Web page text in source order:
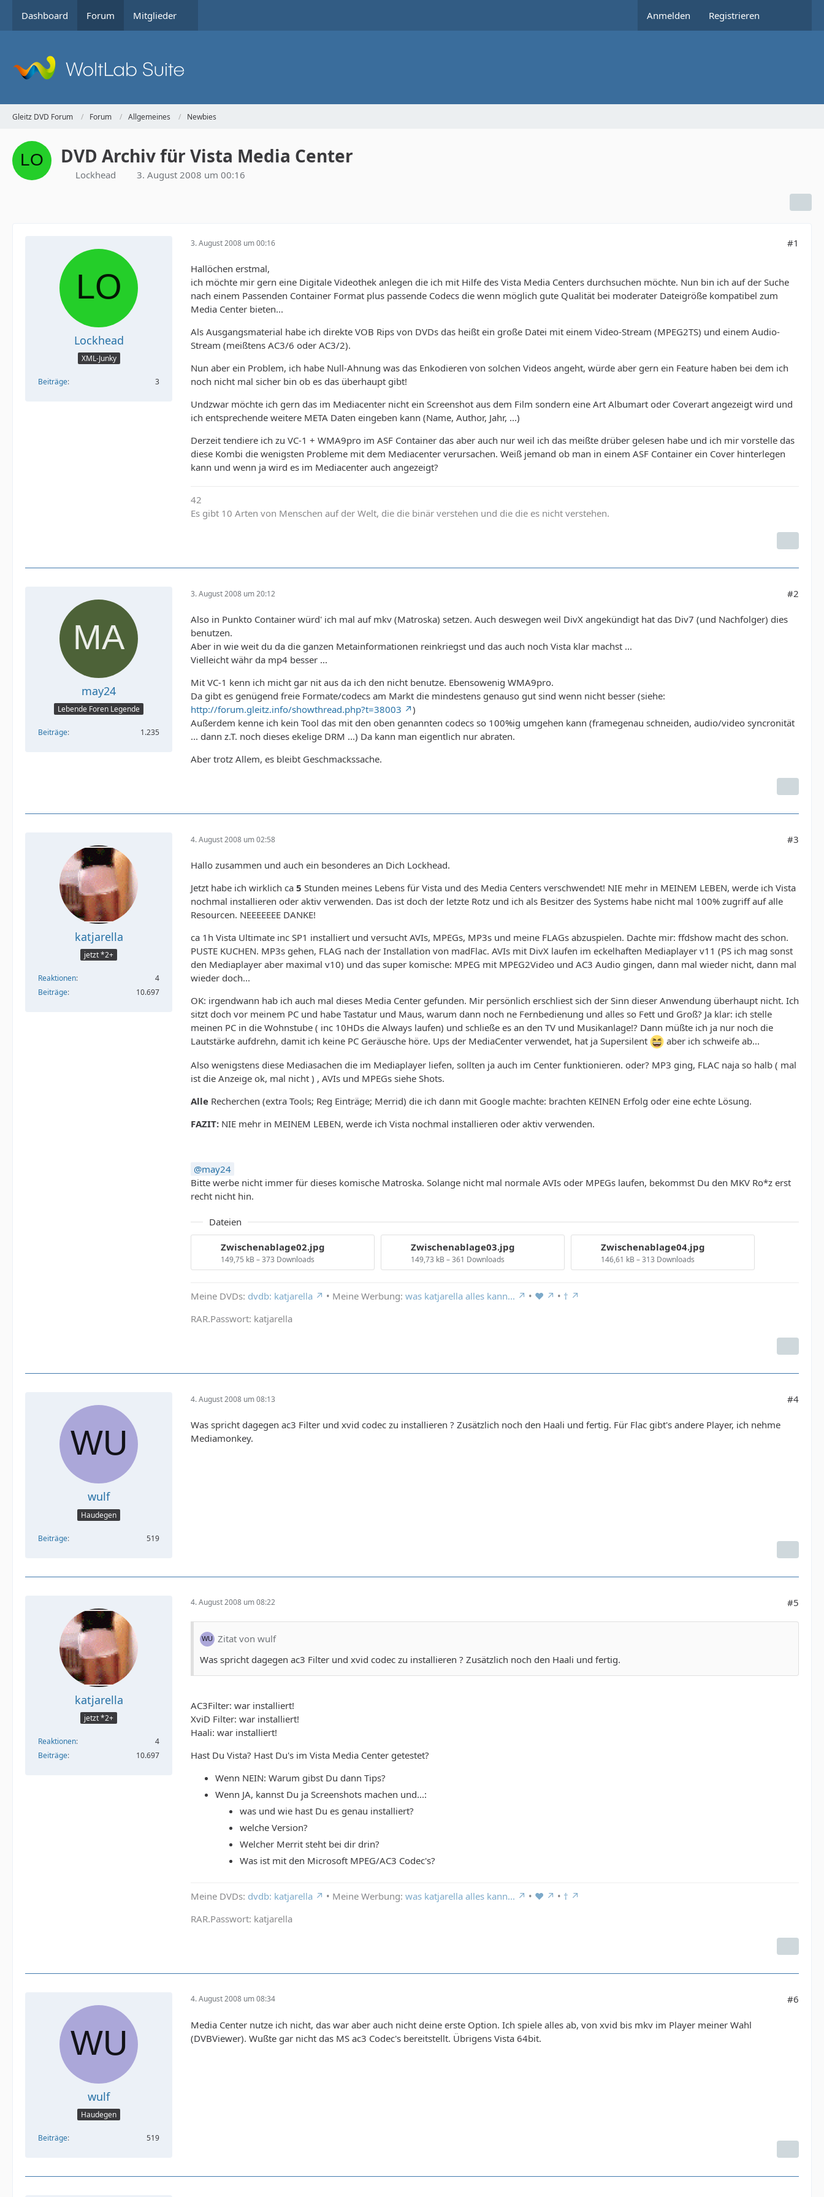
Dashboard Forum Mitglieder Anmelden Registrieren
Gleitz DVD Forum Forum Allgemeines Newbies
DVD Archiv für Vista Media Center
Lockhead 3. August 2008 um 00:16
Lockhead
XML-Junky
Beiträge 3
3. August 2008 um 00:16 #1
Hallöchen erstmal,
ich möchte mir gern eine Digitale Videothek anlegen die ich mit Hilfe des Vista Media Centers durchsuchen möchte. Nun bin ich auf der Suche
nach einem Passenden Container Format plus passende Codecs die wenn möglich gute Qualität bei moderater Dateigröße kompatibel zum
Media Center bieten...
Als Ausgangsmaterial habe ich direkte VOB Rips von DVDs das heißt ein große Datei mit einem Video-Stream (MPEG2TS) und einem Audio-
Stream (meißtens AC3/6 oder AC3/2).
Nun aber ein Problem, ich habe Null-Ahnung was das Enkodieren von solchen Videos angeht, würde aber gern ein Feature haben bei dem ich
noch nicht mal sicher bin ob es das überhaupt gibt!
Undzwar möchte ich gern das im Mediacenter nicht ein Screenshot aus dem Film sondern eine Art Albumart oder Coverart angezeigt wird und
ich entsprechende weitere META Daten eingeben kann (Name, Author, Jahr, ...)
Derzeit tendiere ich zu VC-1 + WMA9pro im ASF Container das aber auch nur weil ich das meißte drüber gelesen habe und ich mir vorstelle das
diese Kombi die wenigsten Probleme mit dem Mediacenter verursachen. Weiß jemand ob man in einem ASF Container ein Cover hinterlegen
kann und wenn ja wird es im Mediacenter auch angezeigt?
42
Es gibt 10 Arten von Menschen auf der Welt, die die binär verstehen und die die es nicht verstehen.
may24
Lebende Foren Legende
Beiträge 1.235
3. August 2008 um 20:12 #2
Also in Punkto Container würd' ich mal auf mkv (Matroska) setzen. Auch deswegen weil DivX angekündigt hat das Div7 (und Nachfolger) dies
benutzen.
Aber in wie weit du da die ganzen Metainformationen reinkriegst und das auch noch Vista klar machst ...
Vielleicht währ da mp4 besser ...
Mit VC-1 kenn ich micht gar nit aus da ich den nicht benutze. Ebensowenig WMA9pro.
Da gibt es genügend freie Formate/codecs am Markt die mindestens genauso gut sind wenn nicht besser (siehe:
http://forum.gleitz.info/showthread.php?t=38003
)
Außerdem kenne ich kein Tool das mit den oben genannten codecs so 100%ig umgehen kann (framegenau schneiden, audio/video syncronität
... dann z.T. noch dieses ekelige DRM ...) Da kann man eigentlich nur abraten.
Aber trotz Allem, es bleibt Geschmackssache.
katjarella
jetzt *2+
Reaktionen
4
Beiträge
10.697
4. August 2008 um 02:58 #3
Hallo zusammen und auch ein besonderes an Dich Lockhead.
Jetzt habe ich wirklich ca 5 Stunden meines Lebens für Vista und des Media Centers verschwendet! NIE mehr in MEINEM LEBEN, werde ich Vista
nochmal installieren oder aktiv verwenden. Das ist doch der letzte Rotz und ich als Besitzer des Systems habe nicht mal 100% zugriff auf alle
Resourcen. NEEEEEEE DANKE!
ca 1h Vista Ultimate inc SP1 installiert und versucht AVIs, MPEGs, MP3s und meine FLAGs abzuspielen. Dachte mir: ffdshow macht des schon.
PUSTE KUCHEN. MP3s gehen, FLAG nach der Installation von madFlac. AVIs mit DivX laufen im eckelhaften Mediaplayer v11 (PS ich mag sonst
den Mediaplayer aber maximal v10) und das super komische: MPEG mit MPEG2Video und AC3 Audio gingen, dann mal wieder nicht, dann mal
wieder doch...
OK: irgendwann hab ich auch mal dieses Media Center gefunden. Mir persönlich erschliest sich der Sinn dieser Anwendung überhaupt nicht. Ich
sitzt doch vor meinem PC und habe Tastatur und Maus, warum dann noch ne Fernbedienung und alles so Fett und Groß? Ja klar: ich stelle
meinen PC in die Wohnstube ( inc 10HDs die Always laufen) und schließe es an den TV und Musikanlage!? Dann müßte ich ja nur noch die
Lautstärke aufdrehn, damit ich keine PC Geräusche höre. Ups der MediaCenter verwendet, hat ja Supersilent
aber ich schweife ab...
Also wenigstens diese Mediasachen die im Mediaplayer liefen, sollten ja auch im Center funktionieren. oder? MP3 ging, FLAC naja so halb ( mal
ist die Anzeige ok, mal nicht ) , AVIs und MPEGs siehe Shots.
Alle Recherchen (extra Tools; Reg Einträge; Merrid) die ich dann mit Google machte: brachten KEINEN Erfolg oder eine echte Lösung.
FAZIT: NIE mehr in MEINEM LEBEN, werde ich Vista nochmal installieren oder aktiv verwenden.
may24
Bitte werbe nicht immer für dieses komische Matroska. Solange nicht mal normale AVIs oder MPEGs laufen, bekommst Du den MKV Ro*z erst
recht nicht hin.
Dateien
Zwischenablage02.jpg
149,75 kB – 373 Downloads
Zwischenablage03.jpg
149,73 kB – 361 Downloads
Zwischenablage04.jpg
146,61 kB – 313 Downloads
Meine DVDs: dvdb: katjarella • Meine Werbung: was katjarella alles kann... • ♥ • †
RAR.Passwort: katjarella
wulf
Haudegen
Beiträge 519
4. August 2008 um 08:13 #4
Was spricht dagegen ac3 Filter und xvid codec zu installieren ? Zusätzlich noch den Haali und fertig. Für Flac gibt's andere Player, ich nehme
Mediamonkey.
katjarella
jetzt *2+
Reaktionen
4
Beiträge
10.697
4. August 2008 um 08:22 #5
Zitat von wulf
Was spricht dagegen ac3 Filter und xvid codec zu installieren ? Zusätzlich noch den Haali und fertig.
AC3Filter: war installiert!
XviD Filter: war installiert!
Haali: war installiert!
Hast Du Vista? Hast Du's im Vista Media Center getestet?
Wenn NEIN: Warum gibst Du dann Tips?
Wenn JA, kannst Du ja Screenshots machen und...:
was und wie hast Du es genau installiert?
welche Version?
Welcher Merrit steht bei dir drin?
Was ist mit den Microsoft MPEG/AC3 Codec's?
Meine DVDs: dvdb: katjarella • Meine Werbung: was katjarella alles kann... • ♥ • †
RAR.Passwort: katjarella
wulf
Haudegen
Beiträge 519
4. August 2008 um 08:34 #6
Media Center nutze ich nicht, das war aber auch nicht deine erste Option. Ich spiele alles ab, von xvid bis mkv im Player meiner Wahl
(DVBViewer). Wußte gar nicht das MS ac3 Codec's bereitstellt. Übrigens Vista 64bit.